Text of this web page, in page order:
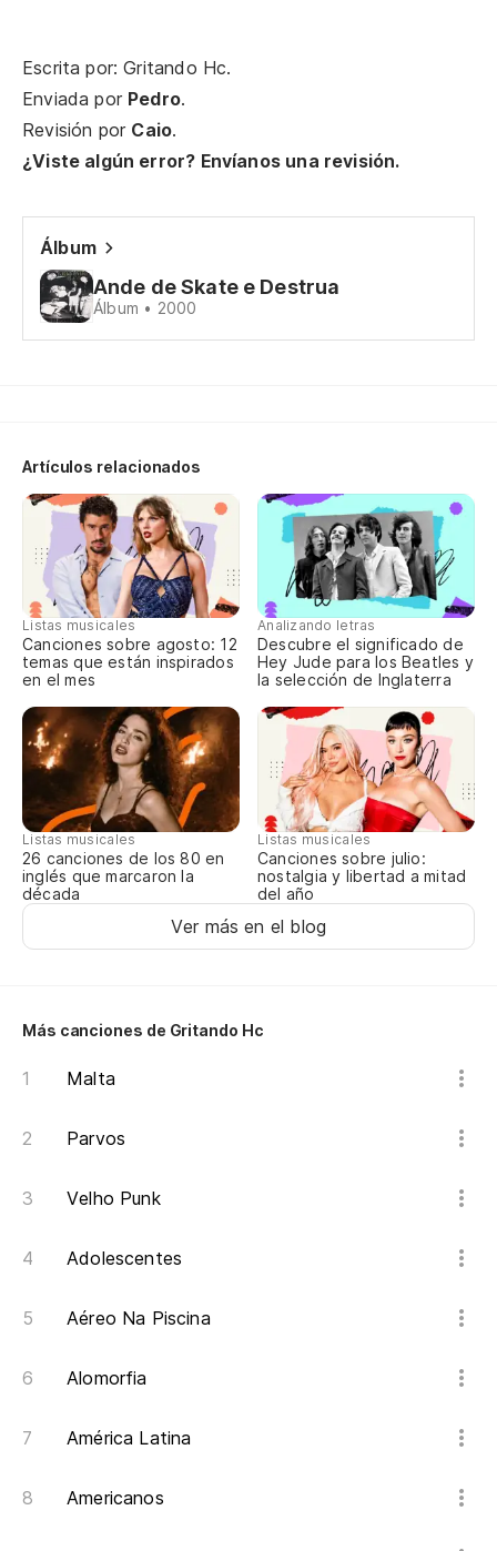
Escrita por: Gritando Hc.
Enviada por Pedro.
Revisión por Caio.
¿Viste algún error? Envíanos una revisión.
Álbum
Ande de Skate e Destrua
Álbum • 2000
Artículos relacionados
Listas musicales
Canciones sobre agosto: 12
temas que están inspirados
en el mes
Analizando letras
Descubre el significado de
Hey Jude para los Beatles y
la selección de Inglaterra
Listas musicales
26 canciones de los 80 en
inglés que marcaron la
década
Listas musicales
Canciones sobre julio:
nostalgia y libertad a mitad
del año
Ver más en el blog
Más canciones de Gritando Hc
Malta
Parvos
Velho Punk
Adolescentes
Aéreo Na Piscina
Alomorfia
América Latina
Americanos